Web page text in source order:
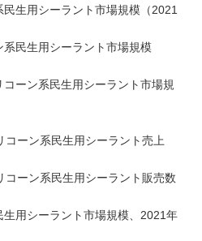
生用シーラント市場規模（2021
民生用シーラント市場規模
ーン系民生用シーラント市場規
ーン系民生用シーラント売上
ーン系民生用シーラント販売数
用シーラント市場規模、2021年